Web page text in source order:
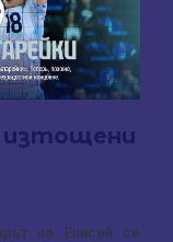
изтощени
на Енисей се